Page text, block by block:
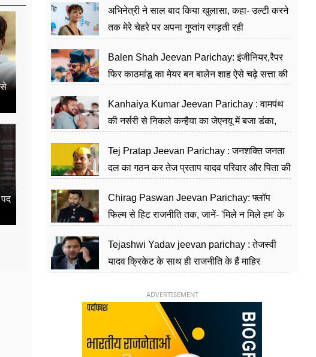
से
अभिनेत्री ने साल बाद किया खुलासा, कहा- उल्टी करने
तक मेरे चेहरे पर अपना गुप्तांग रगड़ती रही
Balen Shah Jeevan Parichay: इंजीनियर,रैपर
फिर काठमांडू का मेयर बन बालेन शाह ऐसे चढ़े सत्ता की
Kanhaiya Kumar Jeevan Parichay : वामपंथ
की नर्सरी से निकले कन्हैया का जेएनयू में बजा डंका,
Tej Pratap Jeevan Parichay : जनशक्ति जनता
दल का गठन कर तेज प्रताप यादव परिवार और पिता की
Chirag Paswan Jeevan Parichay: फ्लॉप
फिल्म से हिट राजनीति तक, जानें- 'मिले न मिले हम' के
Tejashwi Yadav jeevan parichay : तेजस्वी
यादव क्रिकेट के साथ ही राजनीति के हैं माहिर
ADVERTISEMENT